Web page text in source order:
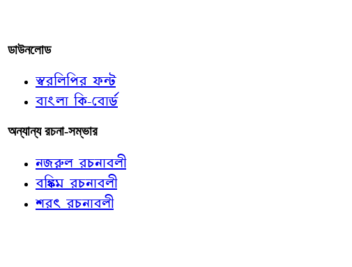
ডাউনলোড
স্বরলিপির ফন্ট
বাংলা কি-বোর্ড
অন্যান্য রচনা-সম্ভার
নজরুল রচনাবলী
বঙ্কিম রচনাবলী
শরৎ রচনাবলী